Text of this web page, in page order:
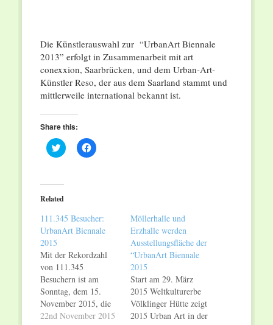
Die Künstlerauswahl zur “UrbanArt Biennale
2013” erfolgt in Zusammenarbeit mit art
conexxion, Saarbrücken, und dem Urban-Art-
Künstler Reso, der aus dem Saarland stammt und
mittlerweile international bekannt ist.
Share this:
Click
to
(Opens
in
new
Click
to
Related
111.345 Besucher:
UrbanArt Biennale
2015
Mit der Rekordzahl
von 111.345
Besuchern ist am
Sonntag, dem 15.
November 2015, die
"UrbanArt Biennale®
22nd November 2015
Möllerhalle und
Erzhalle werden
Ausstellungsfläche der
“UrbanArt Biennale
2015
Start am 29. März
2015 Weltkulturerbe
Völklinger Hütte zeigt
2015 Urban Art in der